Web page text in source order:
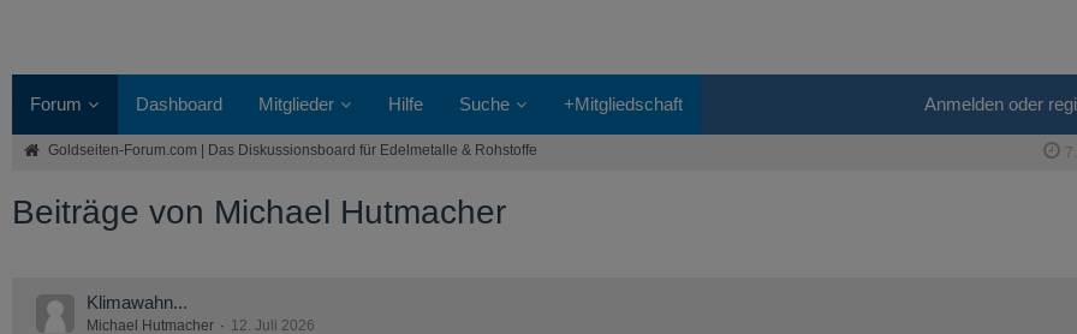
Forum Dashboard Mitglieder Hilfe Suche +Mitgliedschaft Anmelden oder
Goldseiten-Forum.com | Das Diskussionsboard für Edelmetalle & Rohstoffe
Beiträge von Michael Hutmacher
Klimawahn...
Michael Hutmacher 12. Juli 2026